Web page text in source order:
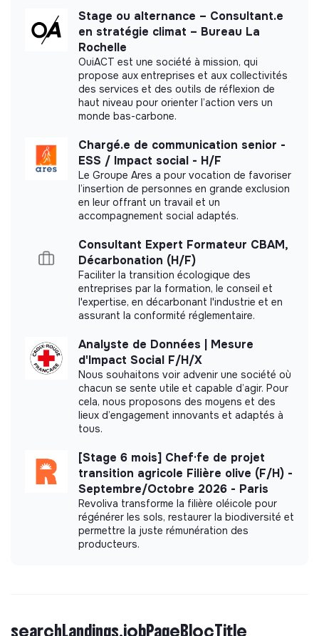
Referenced by Shift Your Job.
Member of the Latitudes community.
Member of the Mouvement Impact
Member of la Fédération de la mode
circulaire
Documents
Did not yet add a transparency document.
Stage ou alternance – Consultant.e
en stratégie climat – Bureau La
Rochelle
OuiACT est une société à mission, qui
propose aux entreprises et aux collectivités
des services et des outils de réflexion de
haut niveau pour orienter l’action vers un
monde bas-carbone.
Chargé.e de communication senior -
ESS / Impact social - H/F
Le Groupe Ares a pour vocation de favoriser
l’insertion de personnes en grande exclusion
en leur offrant un travail et un
accompagnement social adaptés.
Consultant Expert Formateur CBAM,
Décarbonation (H/F)
Faciliter la transition écologique des
entreprises par la formation, le conseil et
l'expertise, en décarbonant l'industrie et en
assurant la conformité réglementaire.
Analyste de Données | Mesure
d'Impact Social F/H/X
Nous souhaitons voir advenir une société où
chacun se sente utile et capable d’agir. Pour
cela, nous proposons des moyens et des
lieux d’engagement innovants et adaptés à
tous.
[Stage 6 mois] Chef·fe de projet
transition agricole Filière olive (F/H) -
Septembre/Octobre 2026 - Paris
Revoliva transforme la filière oléicole pour
régénérer les sols, restaurer la biodiversité et
permettre la juste rémunération des
producteurs.
searchLandings.jobPageBlocTitle